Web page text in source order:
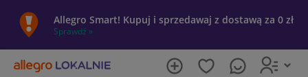
Allegro Smart! Kupuj i sprzedawaj z dostawą za 0 zł
Sprawdź »